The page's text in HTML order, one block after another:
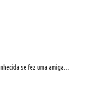
se fez uma amiga…